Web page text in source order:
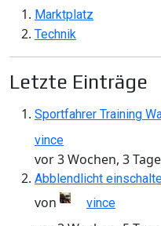
Marktplatz
Technik
Letzte Einträge
Sportfahrer Training
vince
vor 3 Wochen, 3
Abblendlicht
von vince